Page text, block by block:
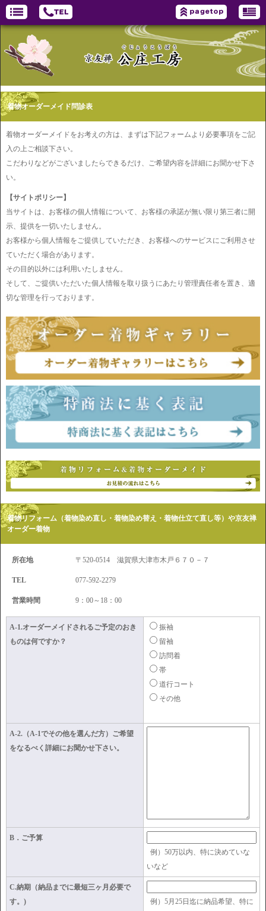
着物オーダーメイド問診表
着物オーダーメイドをお考えの方は、まずは下記フォームより必要事項をご記
入の上ご相談下さい。
こだわりなどがございましたらできるだけ、ご希望内容を詳細にお聞かせ下さ
い。
【サイトポリシー】
当サイトは、お客様の個人情報について、お客様の承諾が無い限り第三者に開
示、提供を一切いたしません。
お客様から個人情報をご提供していただき、お客様へのサービスにご利用させ
ていただく場合があります。
その目的以外には利用いたしません。
そして、ご提供いただいた個人情報を取り扱うにあたり管理責任者を置き、適
切な管理を行っております。
着物リフォーム（着物染め直し・着物染め替え・着物仕立て直し等）や京友禅
オーダー着物
所在地 〒520-0514 滋賀県大津市木戸６７０－７
TEL 077-592-2279
営業時間 9：00～18：00
A-1.オーダーメイドされるご予定のおき
ものは何ですか？
振袖
留袖
訪問着
帯
道行コート
その他
A-2.（A-1でその他を選んだ方）ご希望
をなるべく詳細にお聞かせ下さい。
B．ご予算
例）50万以内、特に決めていな
いなど
C.納期（納品までに最短三ヶ月必要で
す。)
例）5月25日迄に納品希望、特に